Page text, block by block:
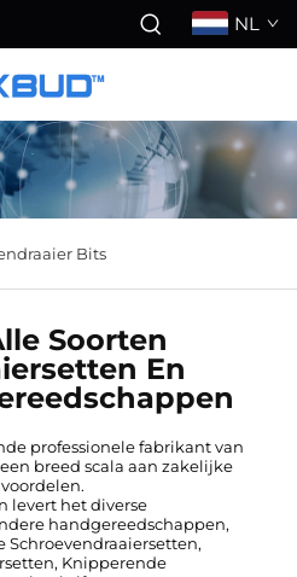
NL
Bits
Soorten
En
professionele fabrikant van
breed scala aan zakelijke
levert het diverse
handgereedschappen,
Schroevendraaiersetten,
Knipperende